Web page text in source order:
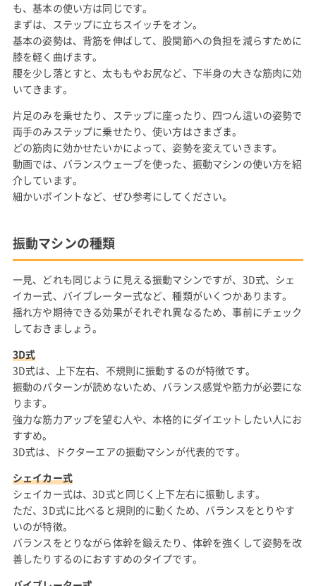
も、基本の使い方は同じです。
まずは、ステップに立ちスイッチをオン。
基本の姿勢は、背筋を伸ばして、股関節への負担を減らすために
膝を軽く曲げます。
腰を少し落とすと、太ももやお尻など、下半身の大きな筋肉に効
いてきます。
片足のみを乗せたり、ステップに座ったり、四つん這いの姿勢で
両手のみステップに乗せたり、使い方はさまざま。
どの筋肉に効かせたいかによって、姿勢を変えていきます。
動画では、バランスウェーブを使った、振動マシンの使い方を紹
介しています。
細かいポイントなど、ぜひ参考にしてください。
振動マシンの種類
一見、どれも同じように見える振動マシンですが、3D式、シェ
イカー式、バイブレーター式など、種類がいくつかあります。
揺れ方や期待できる効果がそれぞれ異なるため、事前にチェック
しておきましょう。
3D式
3D式は、上下左右、不規則に振動するのが特徴です。
振動のパターンが読めないため、バランス感覚や筋力が必要にな
ります。
強力な筋力アップを望む人や、本格的にダイエットしたい人にお
すすめ。
3D式は、ドクターエアの振動マシンが代表的です。
シェイカー式
シェイカー式は、3D式と同じく上下左右に振動します。
ただ、3D式に比べると規則的に動くため、バランスをとりやす
いのが特徴。
バランスをとりながら体幹を鍛えたり、体幹を強くして姿勢を改
善したりするのにおすすめのタイプです。